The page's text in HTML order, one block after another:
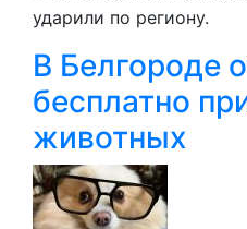
ударили по региону.
В Белгороде
бесплатно
животных